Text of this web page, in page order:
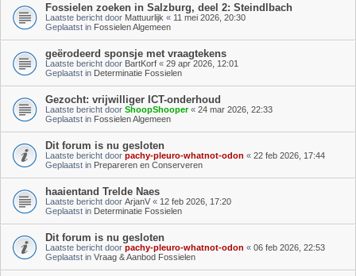
Fossielen zoeken in Salzburg, deel 2: Steindlbach
Laatste bericht door Mattuurlijk « 11 mei 2026, 20:30
Geplaatst in Fossielen Algemeen
geërodeerd sponsje met vraagtekens
Laatste bericht door BartKorf « 29 apr 2026, 12:01
Geplaatst in Determinatie Fossielen
Gezocht: vrijwilliger ICT-onderhoud
Laatste bericht door ShoopShooper« 24 mar 2026, 22:33
Geplaatst in Fossielen Algemeen
Dit forum is nu gesloten
Laatste bericht door pachy-pleuro-whatnot-odon « 22 feb 2026, 17:44
Geplaatst in Prepareren en Conserveren
haaientand Trelde Naes
Laatste bericht door ArjanV « 12 feb 2026, 17:20
Geplaatst in Determinatie Fossielen
Dit forum is nu gesloten
Laatste bericht door pachy-pleuro-whatnot-odon « 06 feb 2026, 22:53
Geplaatst in Vraag & Aanbod Fossielen